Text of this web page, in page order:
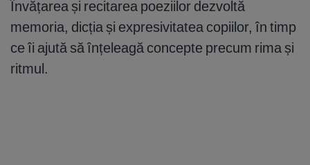
Învățarea și recitarea poeziilor dezvoltă
memoria, dicția și expresivitatea copiilor, în timp
ce îi ajută să înțeleagă concepte precum rima și
ritmul.